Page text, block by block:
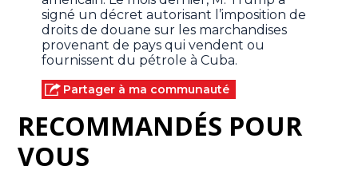
signé un décret autorisant l’imposition de
droits de douane sur les marchandises
provenant de pays qui vendent ou
fournissent du pétrole à Cuba.
Partager à ma communauté
RECOMMANDÉS POUR
VOUS